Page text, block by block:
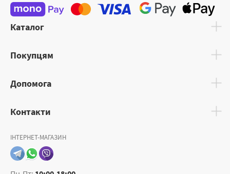
Каталог
Покупцям
Допомога
Контакти
ІНТЕРНЕТ-МАГАЗИН